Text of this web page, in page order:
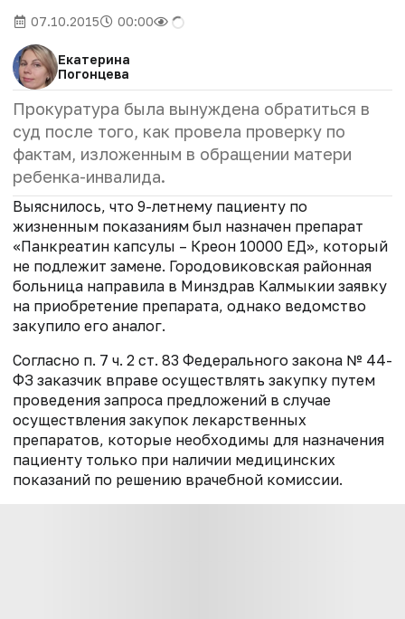
07.10.2015 00:00
Екатерина
Погонцева
Прокуратура была вынуждена обратиться в
суд после того, как провела проверку по
фактам, изложенным в обращении матери
ребенка-инвалида.
Выяснилось, что 9-летнему пациенту по
жизненным показаниям был назначен препарат
«Панкреатин капсулы – Креон 10000 ЕД», который
не подлежит замене. Городовиковская районная
больница направила в Минздрав Калмыкии заявку
на приобретение препарата, однако ведомство
закупило его аналог.
Согласно п. 7 ч. 2 ст. 83 Федерального закона № 44-
ФЗ заказчик вправе осуществлять закупку путем
проведения запроса предложений в случае
осуществления закупок лекарственных
препаратов, которые необходимы для назначения
пациенту только при наличии медицинских
показаний по решению врачебной комиссии.